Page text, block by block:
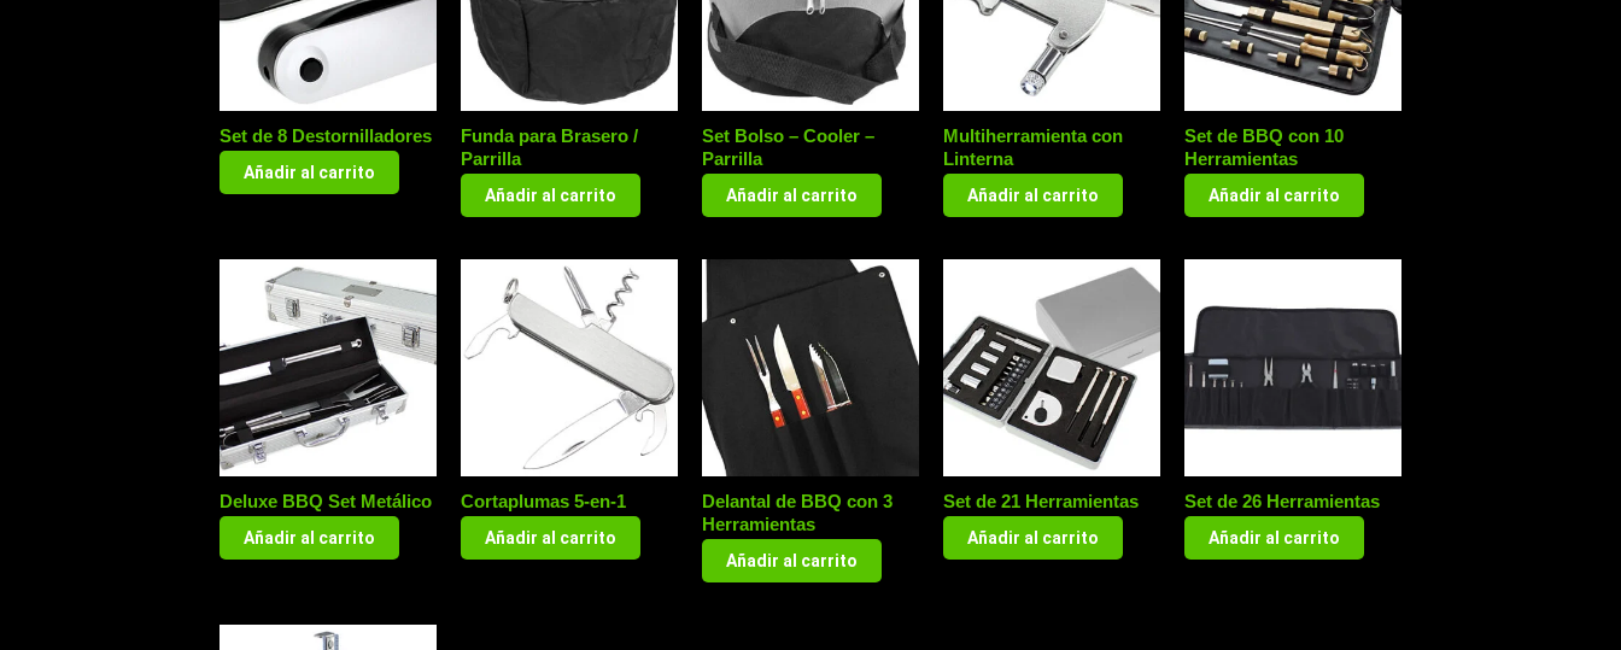
Set de 8 Destornilladores
Añadir al carrito
Funda para Brasero /
Parrilla
Añadir al carrito
Set Bolso – Cooler –
Parrilla
Añadir al carrito
Multiherramienta con
Linterna
Añadir al carrito
Set de BBQ con 10
Herramientas
Añadir al carrito
Deluxe BBQ Set Metálico
Añadir al carrito
Cortaplumas 5-en-1
Añadir al carrito
Delantal de BBQ con 3
Herramientas
Añadir al carrito
Set de 21 Herramientas
Añadir al carrito
Set de 26 Herramientas
Añadir al carrito